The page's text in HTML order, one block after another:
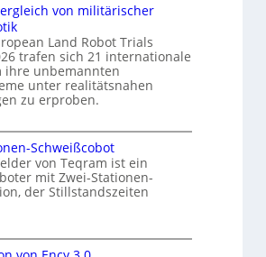
von militärischer
Land Robot Trials
trafen sich 21 internationale
ihre unbemannten
unter realitätsnahen
zu erproben.
Schweißcobot
von Teqram ist ein
mit Zwei-Stationen-
der Stillstandszeiten